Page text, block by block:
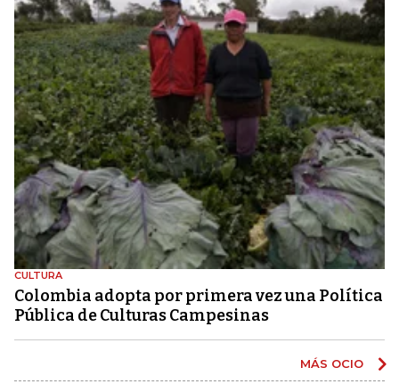
CULTURA
Colombia adopta por primera vez una Política
Pública de Culturas Campesinas
MÁS OCIO